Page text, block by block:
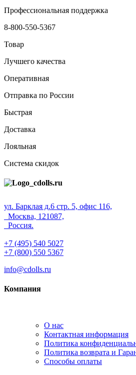
Профессиональная поддержка
8-800-550-5367
Товар
Лучшего качества
Оперативная
Отправка по России
Быстрая
Доставка
Лояльная
Система скидок
ул. Барклая д.6 стр. 5, офис 116,
Москва, 121087,
Россия.
+7 (495) 540 5027
+7 (800) 550 5367
info@cdolls.ru
Компания
О нас
Контактная информация
Политика
Политика возврата и
Способы оплаты